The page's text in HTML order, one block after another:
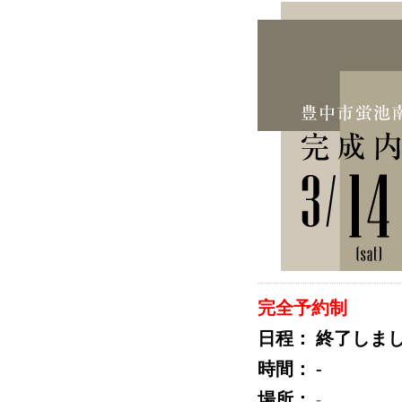
完全予約制
日程： 終了しま
時間： -